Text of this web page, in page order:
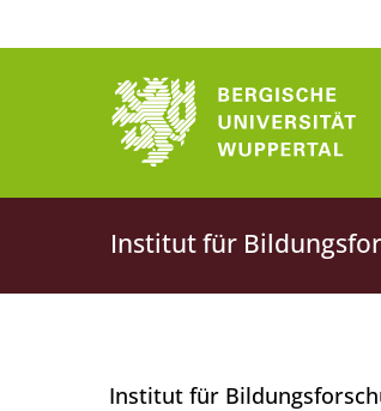
Institut für
Institut für